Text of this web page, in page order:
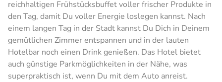
reichhaltigen Frühstücksbuffet voller frischer Produkte in
den Tag, damit Du voller Energie loslegen kannst. Nach
einem langen Tag in der Stadt kannst Du Dich in Deinem
gemütlichen Zimmer entspannen und in der lauten
Hotelbar noch einen Drink genießen. Das Hotel bietet
auch günstige Parkmöglichkeiten in der Nähe, was
superpraktisch ist, wenn Du mit dem Auto anreist.